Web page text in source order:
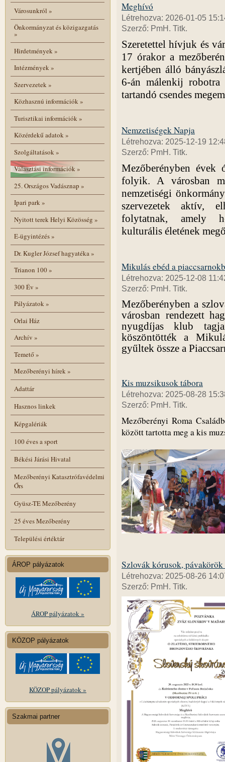
Városunkról »
Önkormányzat és közigazgatás
»
Hirdetmények»
Intézmények»
Szervezetek»
Közhasznú információk»
Turisztikai információk»
Közérdekű adatok»
Szolgáltatások»
Választási információk»
25. Országos Vadásznap »
Ipari park»
Nyitott terek Helyi Közösség »
E-ügyintézés»
Dr. Kugler József hagyatéka»
Trianon 100»
300 Év »
Pályázatok»
Orlai Ház
Archív »
Temető»
Mezőberényi hírek»
Adattár
Hasznos linkek
Képgalériák
100 éves a sport
Békési Járási Hivatal
Mezőberényi Katasztrófavédelmi
Őrs
Gyüsz-TE Mezőberény
25 éves Mezőberény
Települési értéktár
ÁROP pályázatok
ÁROP pályázatok »
KÖZOP pályázatok
KÖZOP pályázatok »
Szakmai partner
Meghívó
Létrehozva: 2026-01-05
Szerző: PmH. Titk.
Szeretettel hívjuk és
17 órakor a
kertjében álló
6-án málenkij
tartandó csendes
Nemzetiségek Napja
Létrehozva: 2025-12-19
Szerző: PmH. Titk.
Mezőberényben évek
folyik. A városban
nemzetiségi
szervezetek aktív,
folytatnak, amely
kulturális életének
Mikulás ebéd a
Létrehozva: 2025-12-08
Szerző: PmH. Titk.
Mezőberényben a
városban rendezett
nyugdíjas klub
köszöntötték a
gyűltek össze a
Kis muzsikusok tábora
Létrehozva: 2025-08-28
Szerző: PmH. Titk.
Mezőberényi Roma
között tartotta meg a kis
Szlovák kórusok,
Létrehozva: 2025-08-26
Szerző: PmH. Titk.